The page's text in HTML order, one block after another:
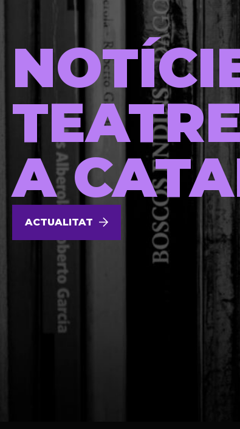
A
ACTUALITAT